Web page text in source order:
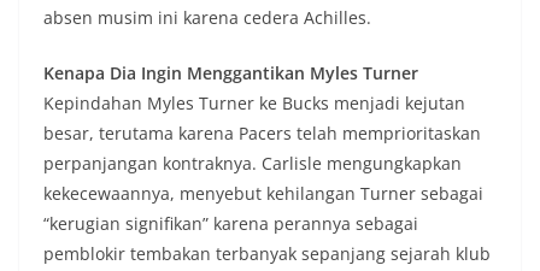
absen musim ini karena cedera Achilles.
Kenapa Dia Ingin Menggantikan Myles Turner
Kepindahan Myles Turner ke Bucks menjadi kejutan
besar, terutama karena Pacers telah memprioritaskan
perpanjangan kontraknya. Carlisle mengungkapkan
kekecewaannya, menyebut kehilangan Turner sebagai
“kerugian signifikan” karena perannya sebagai
pemblokir tembakan terbanyak sepanjang sejarah klub